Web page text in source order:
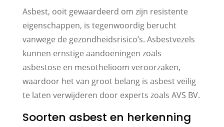
Asbest, ooit gewaardeerd om zijn resistente
eigenschappen, is tegenwoordig berucht
vanwege de gezondheidsrisico’s. Asbestvezels
kunnen ernstige aandoeningen zoals
asbestose en mesothelioom veroorzaken,
waardoor het van groot belang is asbest veilig
te laten verwijderen door experts zoals AVS BV.
Soorten asbest en herkenning